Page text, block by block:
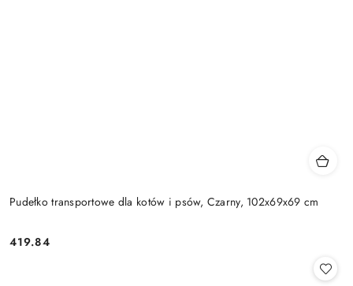
Pudełko transportowe dla kotów i psów, Czarny, 102x69x69 cm
Cena:
419.84